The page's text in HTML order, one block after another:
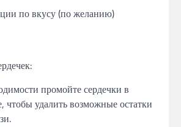
по вкусу (по желанию)
промойте сердечки в
чтобы удалить возможные остатки